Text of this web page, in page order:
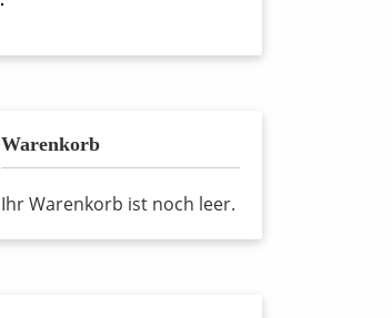
Warenkorb
Ihr Warenkorb ist noch leer.